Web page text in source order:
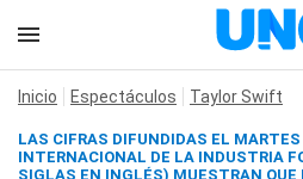
Inicio Espectáculos Taylor Swift
LAS CIFRAS DIFUNDIDAS EL MARTES
INTERNACIONAL DE LA INDUSTRIA
SIGLAS EN INGLÉS) MUESTRAN QUE